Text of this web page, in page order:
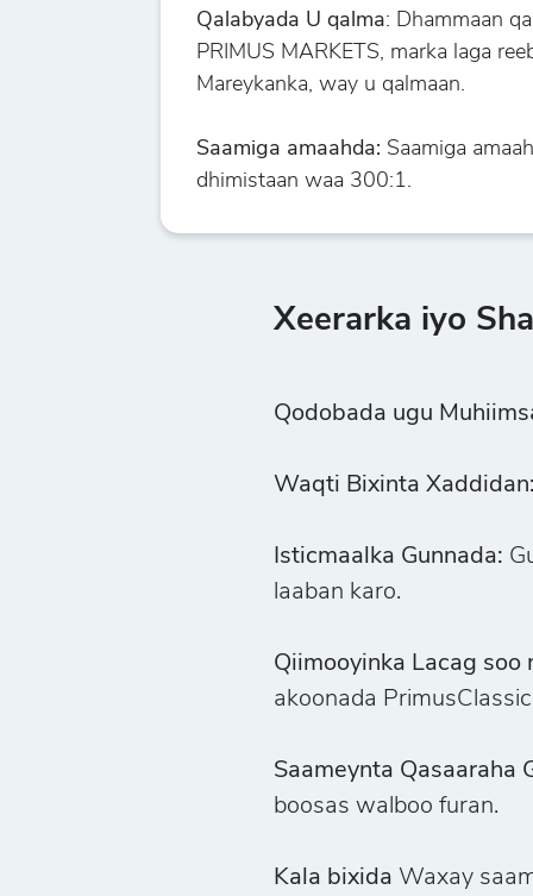
Qalabyada U qalma: Dhammaan
PRIMUS MARKETS, marka laga
Mareykanka, way u qalmaan.
Saamiga amaahda: Saamiga
dhimistaan waa 300:1.
Xeerarka iyo
Qodobada ugu
Waqti Bixinta
Isticmaalka Gunnada:
laaban karo.
Qiimooyinka Lacag soo
akoonada
Saameynta Qasaaraha
boosas walboo furan.
Kala bixida Waxay